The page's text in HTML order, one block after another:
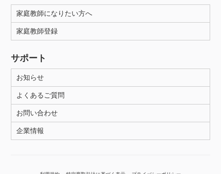
家庭教師になりたい方へ
家庭教師登録
サポート
お知らせ
よくあるご質問
お問い合わせ
企業情報